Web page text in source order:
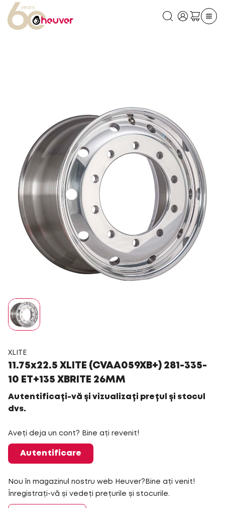
XLITE
11.75x22.5 XLITE (CVAA059XB+) 281-335-
10 ET+135 XBRITE 26MM
Autentificați-vă și vizualizați prețul și stocul
dvs.
Aveți deja un cont? Bine ați revenit!
Autentificare
Nou în magazinul nostru web Heuver?Bine ați venit!
Înregistrați-vă și vedeți prețurile și stocurile.